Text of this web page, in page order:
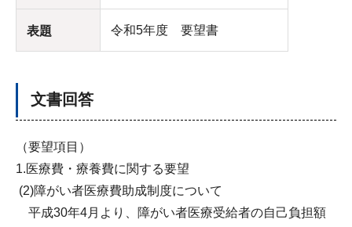
表題 令和5年度 要望書
文書回答
（要望項目）
1.医療費・療養費に関する要望
(2)障がい者医療費助成制度について
平成30年4月より、障がい者医療受給者の自己負担額